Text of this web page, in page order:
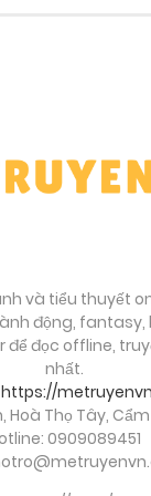
và tiểu thuyết
động,
đọc offline,
nhất.
https://
Thọ Tây,
0909089451